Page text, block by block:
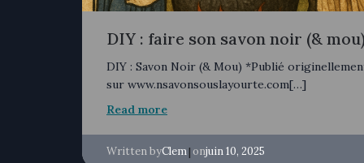
DIY : faire son savon noir (&
DIY : Savon Noir (& Mou) *Publié
sur www.nsavonsouslayourte.com[…]
Read more
Written byClem| onjuin 10, 2025